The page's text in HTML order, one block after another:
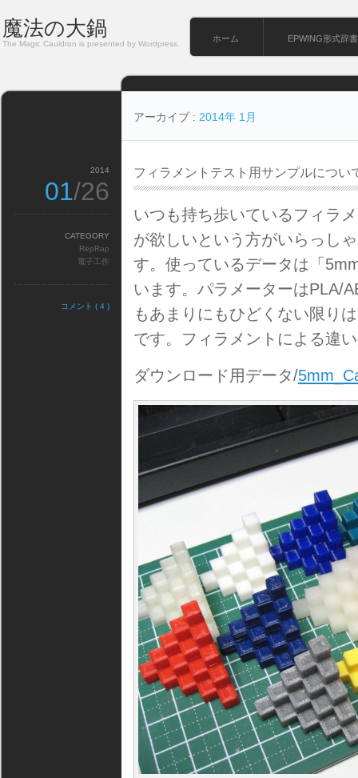
魔法の大鍋
The Magic Cauldron is presented by Wordpress.
ホーム EPWING形式辞書
アーカイブ : 2014年 1月
フィラメントテスト用サンプルについ
いつも持ち歩いているフィラ
が欲しいという方がいらっし
す。使っているデータは「
います。パラメーターはPLA/
もあまりにもひどくない限り
です。フィラメントによる違
ダウンロード用データ/
2014
01/26
CATEGORY
RepRap
電子工作
コメント ( 4 )